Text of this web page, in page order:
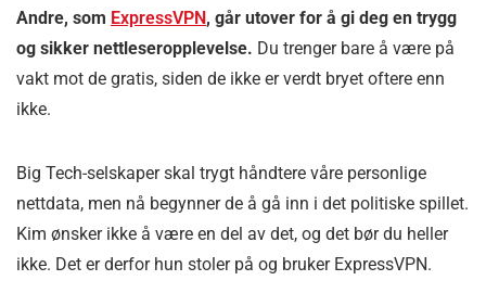
Andre, som ExpressVPN, går utover for å gi deg en trygg
og sikker nettleseropplevelse. Du trenger bare å være på
vakt mot de gratis, siden de ikke er verdt bryet oftere enn
ikke.
Big Tech-selskaper skal trygt håndtere våre personlige
nettdata, men nå begynner de å gå inn i det politiske spillet.
Kim ønsker ikke å være en del av det, og det bør du heller
ikke. Det er derfor hun stoler på og bruker ExpressVPN.